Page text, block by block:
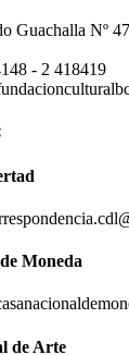
Guachalla Nº
- 2 418419
Moneda
de Arte